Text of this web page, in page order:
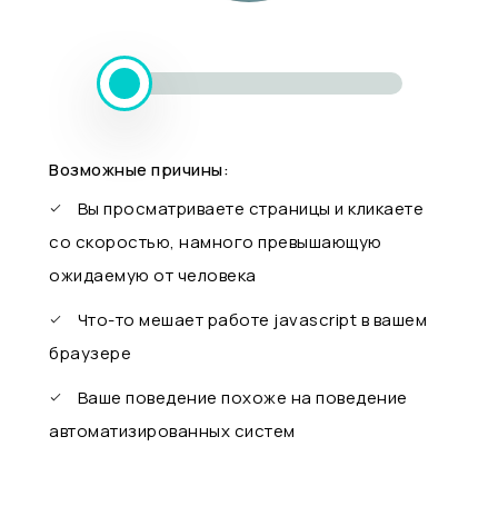
Возможные причины:
Вы просматриваете страницы и кликаете
со скоростью, намного превышающую
ожидаемую от человека
Что-то мешает работе javascript в вашем
браузере
Ваше поведение похоже на поведение
автоматизированных систем